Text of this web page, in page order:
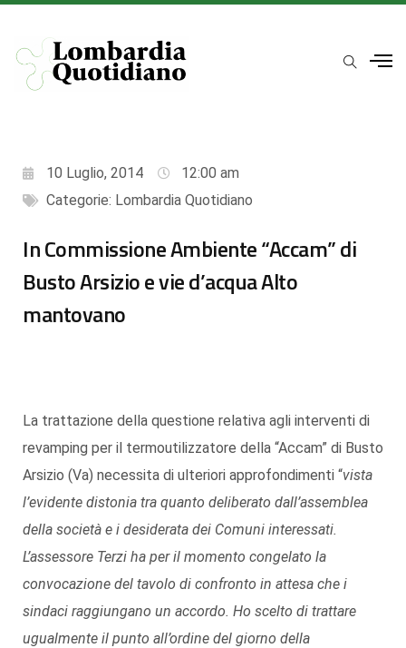
10 Luglio, 2014
12:00 am
Categorie: Lombardia Quotidiano
In Commissione Ambiente “Accam” di
Busto Arsizio e vie d’acqua Alto
mantovano
La trattazione della questione relativa agli interventi di
revamping per il termoutilizzatore della “Accam” di Busto
Arsizio (Va) necessita di ulteriori approfondimenti “vista
l’evidente distonia tra quanto deliberato dall’assemblea
della società e i desiderata dei Comuni interessati.
L’assessore Terzi ha per il momento congelato la
convocazione del tavolo di confronto in attesa che i
sindaci raggiungano un accordo. Ho scelto di trattare
ugualmente il punto all’ordine del giorno della